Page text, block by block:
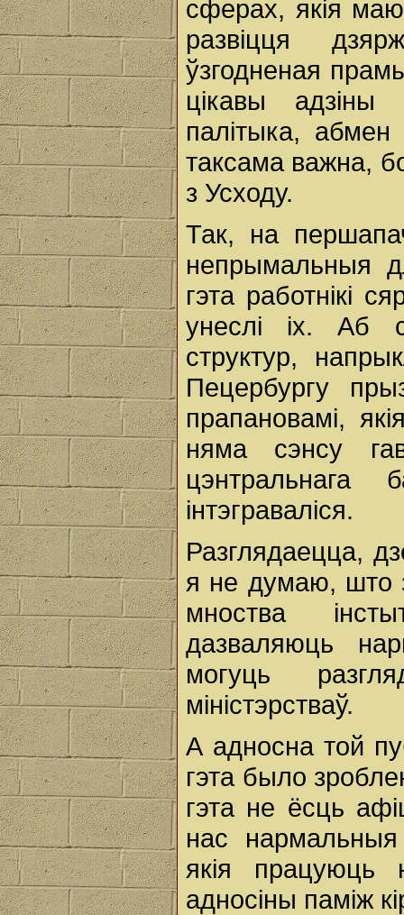
сферах, якія
развіцця
ўзгодненая
цікавы адзіны
палітыка,
таксама важна,
з Усходу.
Так, на
непрымальныя
гэта работнікі
унеслі іх. Аб
структур,
Пецербургу
прапановамі,
няма сэнсу
інтэграваліся.
Разглядаецца,
я не думаю, што
мноства
дазваляюць
могуць
міністэрстваў.
А адносна той
гэта было
гэта не ёсць
нас нармальныя
якія працуюць
адносіны паміж